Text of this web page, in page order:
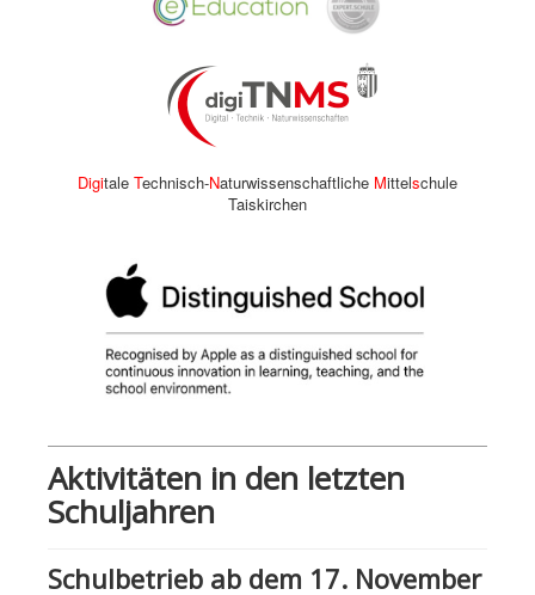
Digitale Technisch-Naturwissenschaftliche Mittelschule
Taiskirchen
Aktivitäten in den letzten
Schuljahren
Schulbetrieb ab dem 17. November